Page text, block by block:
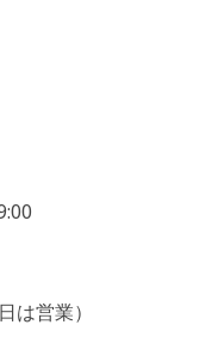
は営業）